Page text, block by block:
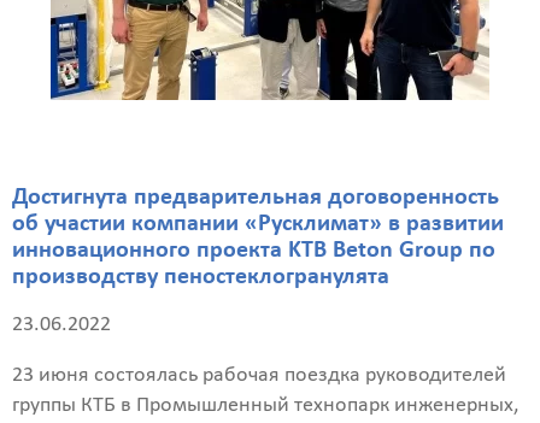
Достигнута предварительная договоренность
об участии компании «Русклимат» в развитии
инновационного проекта KTB Beton Group по
производству пеностеклогранулята
23.06.2022
23 июня состоялась рабочая поездка руководителей
группы КТБ в Промышленный технопарк инженерных,